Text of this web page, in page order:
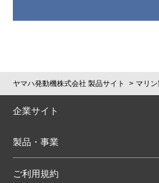
ヤマハ発動機株式会社 製品サイト マリ
企業サイト
製品・事業
ご利用規約